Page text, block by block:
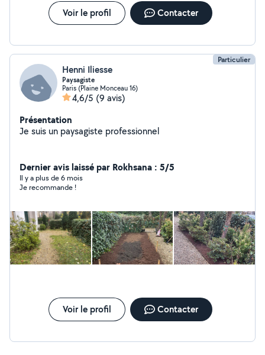
Voir le profil Contacter
Particulier
Henni Iliesse
Paysagiste
Paris (Plaine Monceau 16)
4,6/5 (9 avis)
Présentation
Je suis un paysagiste professionnel
Dernier avis laissé par Rokhsana : 5/5
Il y a plus de 6 mois
Je recommande !
Voir le profil Contacter